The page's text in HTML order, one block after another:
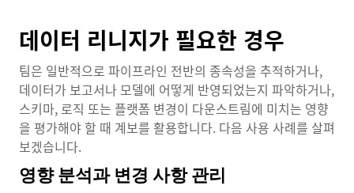
데이터 리니지가 필요한 경우
팀은 일반적으로 파이프라인 전반의 종속성을 추적하거나,
데이터가 보고서나 모델에 어떻게 반영되었는지 파악하거나,
스키마, 로직 또는 플랫폼 변경이 다운스트림에 미치는 영향
을 평가해야 할 때 계보를 활용합니다. 다음 사용 사례를 살펴
보겠습니다.
영향 분석과 변경 사항 관리